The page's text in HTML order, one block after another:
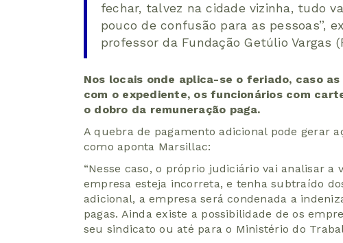
fechar, talvez na cidade vizinha, tudo
pouco de confusão para as pessoas”,
professor da Fundação Getúlio Vargas
Nos locais onde aplica-se o feriado, caso
com o expediente, os funcionários com
o dobro da remuneração paga.
A quebra de pagamento adicional pode gerar
como aponta Marsillac:
“Nesse caso, o próprio judiciário vai analisar a
empresa esteja incorreta, e tenha subtraído
adicional, a empresa será condenada a
pagas. Ainda existe a possibilidade de os
seu sindicato ou até para o Ministério do